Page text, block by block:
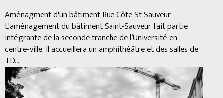
Aménagment d'un bâtiment Rue Côte St Sauveur
L'aménagement du bâtiment Saint-Sauveur fait partie
intégrante de la seconde tranche de l’Université en
centre-ville. Il accueillera un amphithéâtre et des salles de
TD....